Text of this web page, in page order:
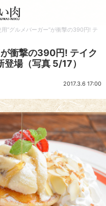
“グルメバーガー”が衝撃の390円! テ
衝撃の390円! テイク
場（写真 5/17）
2017.3.6 17:00